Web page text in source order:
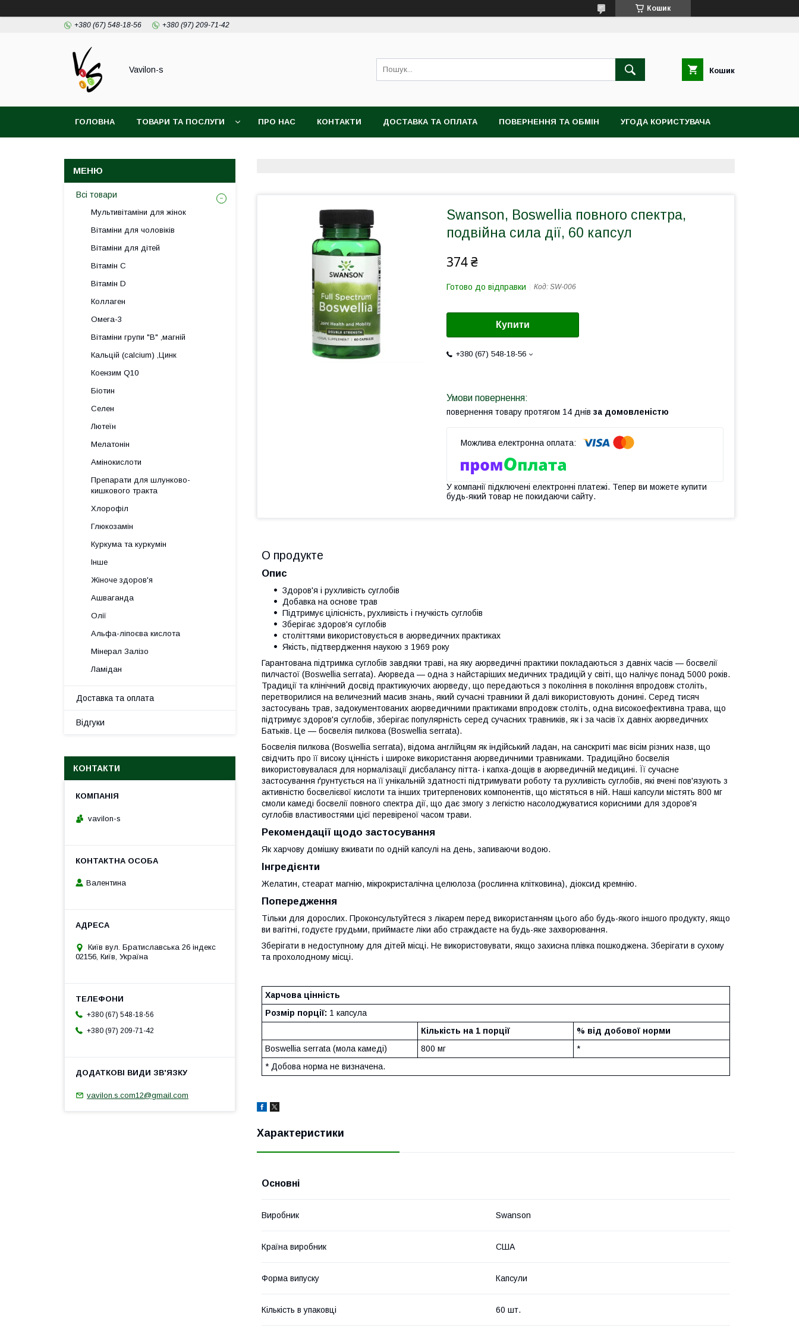
Кошик
+380 (67) 548-18-56 +380 (97) 209-71-42
Vavilon-s Кошик
ГОЛОВНА ТОВАРИ ТА ПОСЛУГИ ПРО НАС КОНТАКТИ ДОСТАВКА ТА ОПЛАТА ПОВЕРНЕННЯ ТА ОБМІН УГОДА КОРИСТУВАЧА
Swanson, Boswellia повного спектра,
подвійна сила дії, 60 капсул
374 ₴
Готово до відправки Код: SW-006
Купити
+380 (67) 548-18-56
повернення товару протягом 14 днів за домовленістю
У компанії підключені електронні платежі. Тепер ви можете купити
будь-який товар не покидаючи сайту.
О продукте
Опис
Здоров'я і рухливість суглобів
Добавка на основе трав
Підтримує цілісність, рухливість і гнучкість суглобів
Зберігає здоров'я суглобів
століттями використовується в аюрведичних практиках
Якість, підтвердження наукою з 1969 року
Гарантована підтримка суглобів завдяки траві, на яку аюрведичні практики покладаються з давніх часів — босвелії
пилчастої (Boswellia serrata). Аюрведа — одна з найстаріших медичних традицій у світі, що налічує понад 5000 років.
Традиції та клінічний досвід практикуючих аюрведу, що передаються з покоління в покоління впродовж століть,
перетворилися на величезний масив знань, який сучасні травники й далі використовують донині. Серед тисяч
застосувань трав, задокументованих аюрведичними практиками впродовж століть, одна високоефективна трава, що
підтримує здоров'я суглобів, зберігає популярність серед сучасних травників, як і за часів їх давніх аюрведичних
Батьків. Це — босвелія пилкова (Boswellia serrata).
Босвелія пилкова (Boswellia serrata), відома англійцям як індійський ладан, на санскриті має вісім різних назв, що
свідчить про її високу цінність і широке використання аюрведичними травниками. Традиційно босвелія
використовувалася для нормалізації дисбалансу пітта- і капха-дощів в аюрведичній медицині. Її сучасне
застосування ґрунтується на її унікальній здатності підтримувати роботу та рухливість суглобів, які вчені пов'язують з
активністю босвелієвої кислоти та інших тритерпенових компонентів, що містяться в ній. Наші капсули містять 800 мг
смоли камеді босвелії повного спектра дії, що дає змогу з легкістю насолоджуватися корисними для здоров'я
суглобів властивостями цієї перевіреної часом трави.
Рекомендації щодо застосування
Як харчову домішку вживати по одній капсулі на день, запиваючи водою.
Інгредієнти
Желатин, стеарат магнію, мікрокристалічна целюлоза (рослинна клітковина), діоксид кремнію.
Попередження
Тільки для дорослих. Проконсультуйтеся з лікарем перед використанням цього або будь-якого іншого продукту, якщо
ви вагітні, годуєте грудьми, приймаєте ліки або страждаєте на будь-яке захворювання.
Зберігати в недоступному для дітей місці. Не використовувати, якщо захисна плівка пошкоджена. Зберігати в сухому
та прохолодному місці.
Харчова цінність
Розмір порції: 1 капсула
Кількість на 1 порції
% від добової норми
Boswellia serrata (мола камеді)
800 мг
*
* Добова норма не визначена.
Характеристики
Основні
Виробник Swanson
Країна виробник США
Форма випуску Капсули
Кількість в упаковці 60 шт.
Всі товари
Мультивітаміни для жінок
Вітаміни для чоловіків
Вітаміни для дітей
Вітамін С
Вітамін D
Коллаген
Омега-3
Вітаміни групи "В" ,магній
Кальцій (calcium) ,Цинк
Коензим Q10
Біотин
Селен
Лютеїн
Мелатонін
Амінокислоти
Препарати для шлунково-
кишкового тракта
Хлорофіл
Глюкозамін
Куркума та куркумін
Інше
Жіноче здоров'я
Ашваганда
Олії
Альфа-ліпоєва кислота
Мінерал Залізо
Ламідан
Доставка та оплата
Відгуки
КОНТАКТИ
vavilon-s
Валентина
Київ вул. Братиславська 26 індекс
02156, Київ, Україна
+380 (67) 548-18-56
+380 (97) 209-71-42
vavilon.s.com12@gmail.com